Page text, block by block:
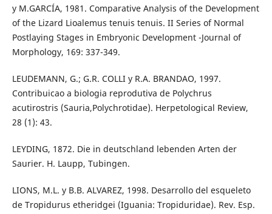
y M.GARCÍA, 1981. Comparative Analysis of the Development
of the Lizard Lioalemus tenuis tenuis. II Series of Normal
Postlaying Stages in Embryonic Development -Journal of
Morphology, 169: 337-349.
LEUDEMANN, G.; G.R. COLLI y R.A. BRANDAO, 1997.
Contribuicao a biologia reprodutiva de Polychrus
acutirostris (Sauria,Polychrotidae). Herpetological Review,
28 (1): 43.
LEYDING, 1872. Die in deutschland lebenden Arten der
Saurier. H. Laupp, Tubingen.
LIONS, M.L. y B.B. ALVAREZ, 1998. Desarrollo del esqueleto
de Tropidurus etheridgei (Iguania: Tropiduridae). Rev. Esp.